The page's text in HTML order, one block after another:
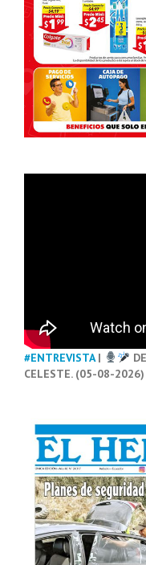
#ENTREVISTA|
CELESTE. (05-08-2026)